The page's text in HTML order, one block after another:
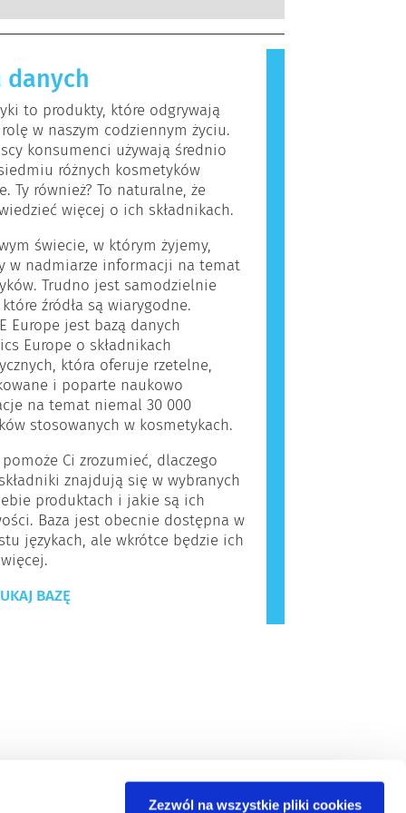
Zezwól na wszystkie pliki cookies
firmy są prawnie
obejmują wszystkie potencjalne
w tym potencjalne zaburzenia
układu hormonalnego.
które dla większości ludzi są
Substancja, która powoduje
nazywana jest alergenem.
i produkty do pielęgnacji ciała
składniki, które dla niektórych
okazać się alergizujące. Nie
jednak, że produkt nie jest
dla innych.
danych
to produkty, które odgrywają
w naszym codziennym życiu.
konsumenci używają średnio
różnych kosmetyków
Ty również? To naturalne, że
więcej o ich składnikach.
świecie, w którym żyjemy,
w nadmiarze informacji na temat
Trudno jest samodzielnie
źródła są wiarygodne.
Europe jest bazą danych
Europe o składnikach
która oferuje rzetelne,
i poparte naukowo
na temat niemal 30 000
stosowanych w kosmetykach.
pomoże Ci zrozumieć, dlaczego
znajdują się w wybranych
produktach i jakie są ich
Baza jest obecnie dostępna w
językach, ale wkrótce będzie ich
BAZĘ